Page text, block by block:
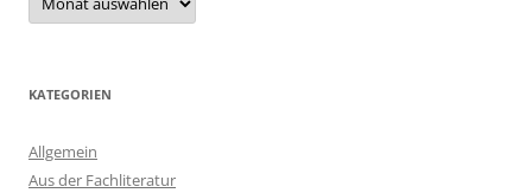
KATEGORIEN
Allgemein
Aus der Fachliteratur